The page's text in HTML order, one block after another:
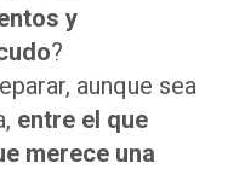
y
?
aunque sea
entre el que
merece una